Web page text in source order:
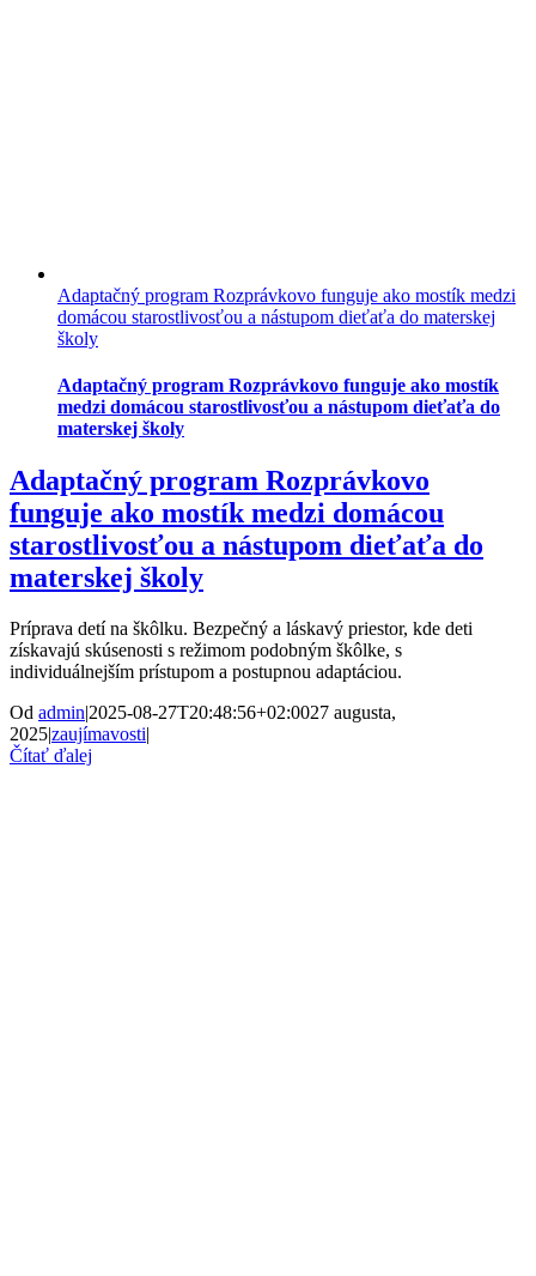
Adaptačný program Rozprávkovo funguje ako mostík medzi
domácou starostlivosťou a nástupom dieťaťa do materskej
školy
Adaptačný program Rozprávkovo funguje ako mostík
medzi domácou starostlivosťou a nástupom dieťaťa do
materskej školy
Adaptačný program Rozprávkovo
funguje ako mostík medzi domácou
starostlivosťou a nástupom dieťaťa do
materskej školy
Príprava detí na škôlku. Bezpečný a láskavý priestor, kde deti
získavajú skúsenosti s režimom podobným škôlke, s
individuálnejším prístupom a postupnou adaptáciou.
Od admin|2025-08-27T20:48:56+02:0027 augusta,
2025|zaujímavosti|
Čítať ďalej